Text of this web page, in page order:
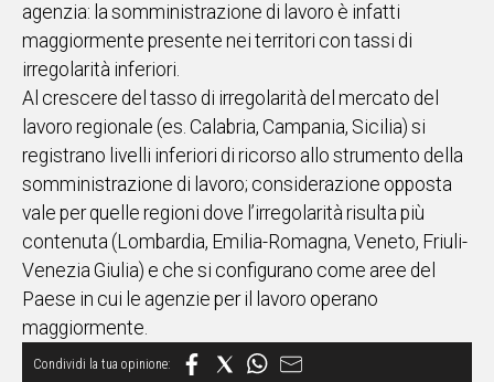
agenzia: la somministrazione di lavoro è infatti
maggiormente presente nei territori con tassi di
irregolarità inferiori.
Al crescere del tasso di irregolarità del mercato del
lavoro regionale (es. Calabria, Campania, Sicilia) si
registrano livelli inferiori di ricorso allo strumento della
somministrazione di lavoro; considerazione opposta
vale per quelle regioni dove l’irregolarità risulta più
contenuta (Lombardia, Emilia-Romagna, Veneto, Friuli-
Venezia Giulia) e che si configurano come aree del
Paese in cui le agenzie per il lavoro operano
maggiormente.